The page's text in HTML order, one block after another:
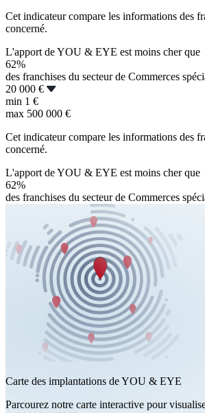
Cet indicateur compare les informations des
concerné.
L'apport de YOU & EYE est moins cher que
62%
des franchises du secteur de Commerces
20 000 €
min 1 €
max 500 000 €
Cet indicateur compare les informations des
concerné.
L'apport de YOU & EYE est moins cher que
62%
des franchises du secteur de Commerces
Carte des implantations de YOU & EYE
Parcourez notre carte interactive pour